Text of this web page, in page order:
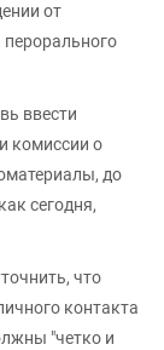
от
ввести
комиссии о
до
сегодня,
что
контакта
"четко и